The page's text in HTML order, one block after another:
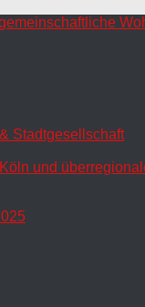
Stadtgesellschaft
und